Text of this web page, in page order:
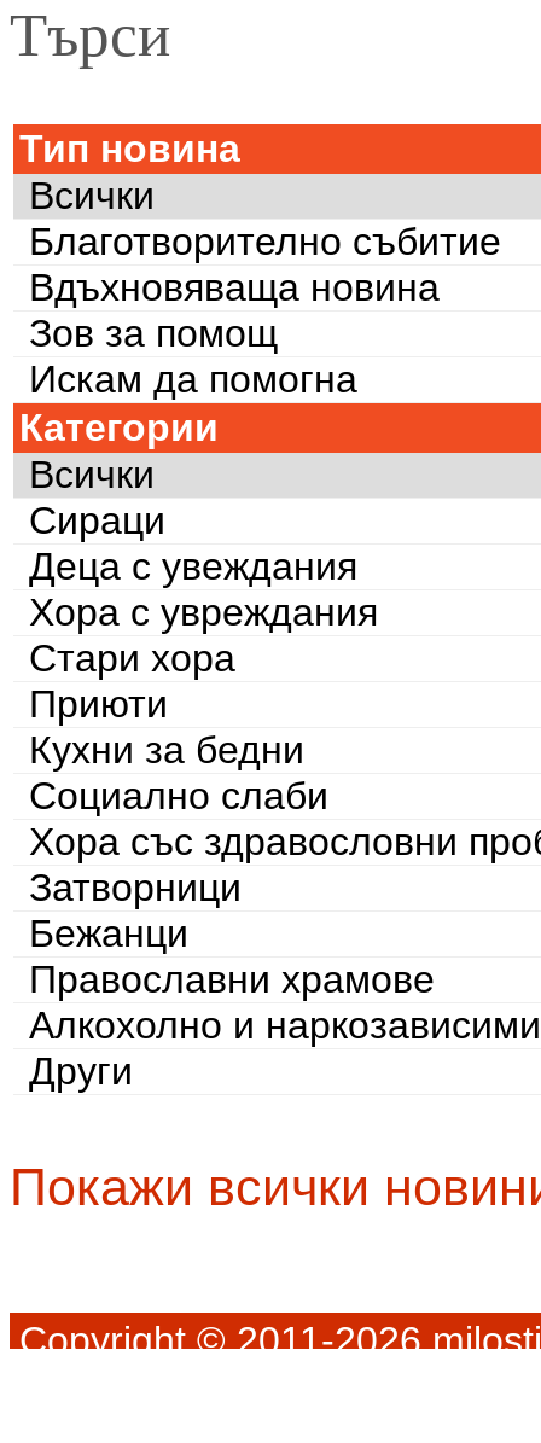
Търси
Тип новина
Всички
Благотворително събитие
Вдъхновяваща новина
Зов за помощ
Искам да помогна
Категории
Всички
Сираци
Деца с увеждания
Хора с увреждания
Стари хора
Приюти
Кухни за бедни
Социално слаби
Хора със здравословни
Затворници
Бежанци
Православни храмове
Алкохолно и наркозависими
Други
Покажи всички
Copyright © 2011-2026